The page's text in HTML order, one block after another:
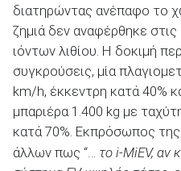
ΑΝΑΖΗΤΗΣΗ
Μεταχειρισμένα
διατηρώντας ανέπαφο το
ζημιά δεν αναφέρθηκε
ιόντων λιθίου. Η δοκιμή
συγκρούσεις, μία
km/h, έκκεντρη κατά 40%
μπαριέρα 1.400 kg με
κατά 70%. Εκπρόσωπος της
άλλων πως “… το i-MiEV, αν